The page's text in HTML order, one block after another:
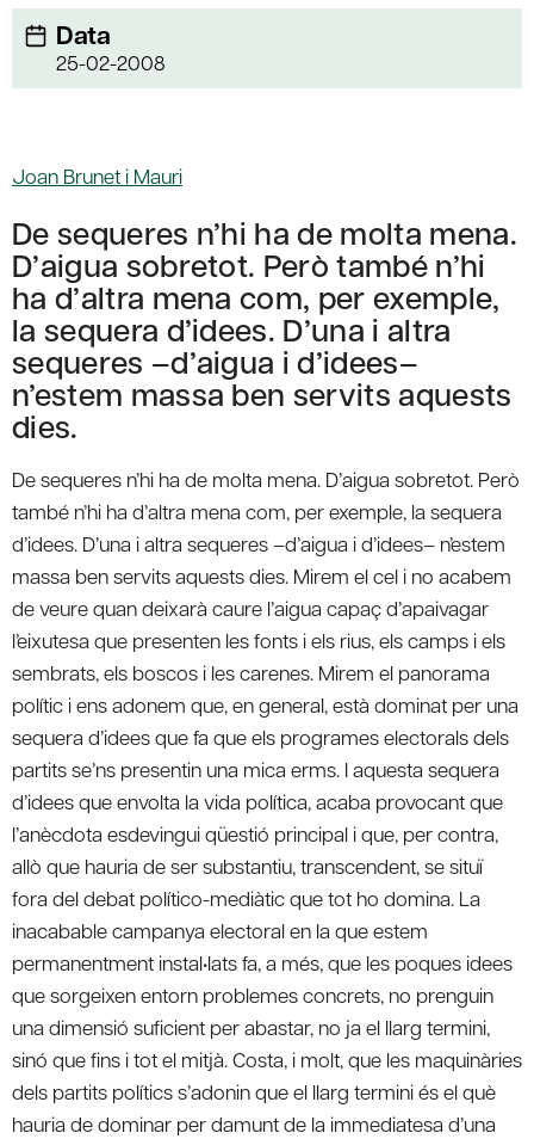
Data
25-02-2008
Joan Brunet i Mauri
De sequeres n’hi ha de molta mena.
D’aigua sobretot. Però també n’hi
ha d’altra mena com, per exemple,
la sequera d’idees. D’una i altra
sequeres –d’aigua i d’idees–
n’estem massa ben servits aquests
dies.
De sequeres n’hi ha de molta mena. D’aigua sobretot. Però
també n’hi ha d’altra mena com, per exemple, la sequera
d’idees. D’una i altra sequeres –d’aigua i d’idees– n’estem
massa ben servits aquests dies. Mirem el cel i no acabem
de veure quan deixarà caure l’aigua capaç d’apaivagar
l’eixutesa que presenten les fonts i els rius, els camps i els
sembrats, els boscos i les carenes. Mirem el panorama
polític i ens adonem que, en general, està dominat per una
sequera d’idees que fa que els programes electorals dels
partits se’ns presentin una mica erms. I aquesta sequera
d’idees que envolta la vida política, acaba provocant que
l’anècdota esdevingui qüestió principal i que, per contra,
allò que hauria de ser substantiu, transcendent, se situï
fora del debat político-mediàtic que tot ho domina. La
inacabable campanya electoral en la que estem
permanentment instal•lats fa, a més, que les poques idees
que sorgeixen entorn problemes concrets, no prenguin
una dimensió suficient per abastar, no ja el llarg termini,
sinó que fins i tot el mitjà. Costa, i molt, que les maquinàries
dels partits polítics s’adonin que el llarg termini és el què
hauria de dominar per damunt de la immediatesa d’una